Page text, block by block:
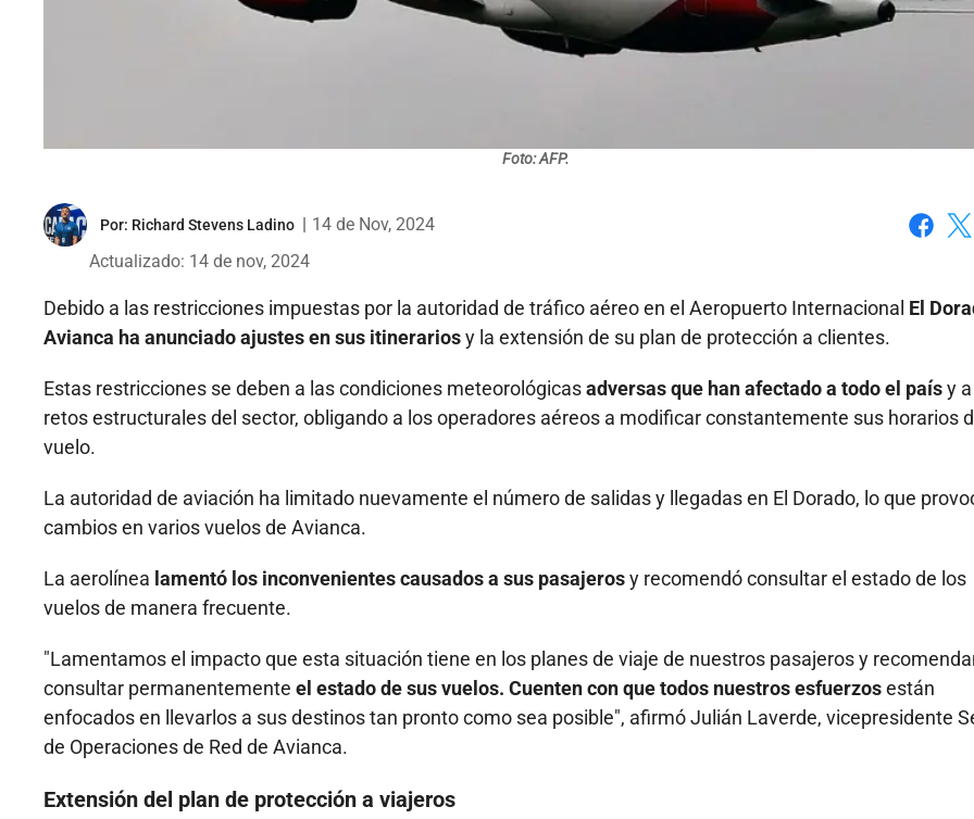
Foto: AFP.
Por: Richard Stevens Ladino
14 de Nov, 2024
Actualizado: 14 de nov, 2024
Debido a las restricciones impuestas por la autoridad de tráfico aéreo en el Aeropuerto Internacional El
Avianca ha anunciado ajustes en sus itinerariosy la extensión de su plan de protección a clientes.
Estas restricciones se deben a las condiciones meteorológicasadversas que han afectado a todo el paísy
retos estructurales del sector, obligando a los operadores aéreos a modificar constantemente sus horarios
vuelo.
La autoridad de aviación ha limitado nuevamente el número de salidas y llegadas en El Dorado, lo que
cambios en varios vuelos de Avianca.
La aerolínea lamentó los inconvenientes causados a sus pasajerosy recomendó consultar el estado de los
vuelos de manera frecuente.
"Lamentamos el impacto que esta situación tiene en los planes de viaje de nuestros pasajeros y
consultar permanentemente el estado de sus vuelos. Cuenten con que todos nuestros esfuerzosestán
enfocados en llevarlos a sus destinos tan pronto como sea posible", afirmó Julián Laverde, vicepresidente
de Operaciones de Red de Avianca.
Extensión del plan de protección a viajeros